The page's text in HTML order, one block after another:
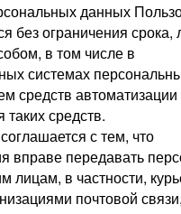
данных
без ограничения
в том числе в
системах
средств
таких средств.
с тем, что
вправе передавать
лицам, в частности,
почтовой связи,